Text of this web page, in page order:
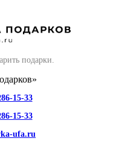
подарки.
15-33
15-33
ufa.ru